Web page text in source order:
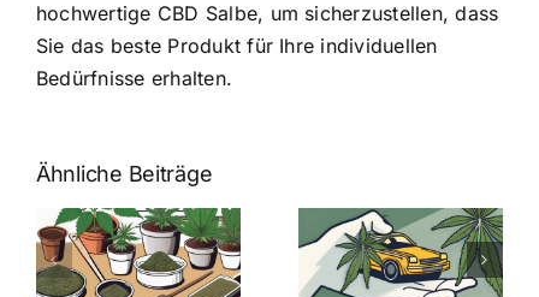
hochwertige CBD Salbe, um sicherzustellen, dass
Sie das beste Produkt für Ihre individuellen
Bedürfnisse erhalten.
Ähnliche Beiträge
Neue THC-
Grenzwert-
Regelung:
Was Sie über
Cannabis
Samen
kaufen: Alles